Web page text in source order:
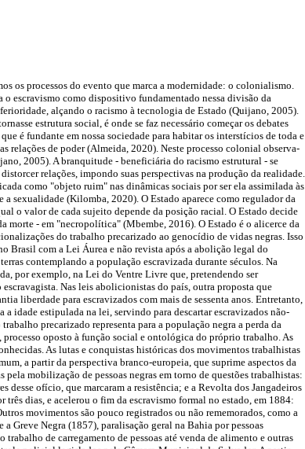
os processos do evento que marca a modernidade: o colonialismo.
escravismo como dispositivo fundamentado nessa divisão da
alçando o racismo à tecnologia de Estado (Quijano, 2005).
estrutura social, é onde se faz necessário começar os debates
é fundante em nossa sociedade para habitar os interstícios de toda e
relações de poder (Almeida, 2020). Neste processo colonial observa-
2005). A branquitude - beneficiária do racismo estrutural - se
relações, impondo suas perspectivas na produção da realidade.
como "objeto ruim" nas dinâmicas sociais por ser ela assimilada às
sexualidade (Kilomba, 2020). O Estado aparece como regulador da
o valor de cada sujeito depende da posição racial. O Estado decide
morte - em "necropolítica" (Mbembe, 2016). O Estado é o alicerce da
do trabalho precarizado ao genocídio de vidas negras. Isso
Brasil com a Lei Áurea e não revista após a abolição legal do
contemplando a população escravizada durante séculos. Na
por exemplo, na Lei do Ventre Livre que, pretendendo ser
Nas leis abolicionistas do país, outra proposta que
liberdade para escravizados com mais de sessenta anos. Entretanto,
a idade estipulada na lei, servindo para descartar escravizados não-
precarizado representa para a população negra a perda da
oposto à função social e ontológica do próprio trabalho. As
As lutas e conquistas históricas dos movimentos trabalhistas
a partir da perspectiva branco-europeia, que suprime aspectos da
mobilização de pessoas negras em torno de questões trabalhistas:
ofício, que marcaram a resistência; e a Revolta dos Jangadeiros
dias, e acelerou o fim da escravismo formal no estado, em 1884:
movimentos são pouco registrados ou não rememorados, como a
Greve Negra (1857), paralisação geral na Bahia por pessoas
de carregamento de pessoas até venda de alimento e outras